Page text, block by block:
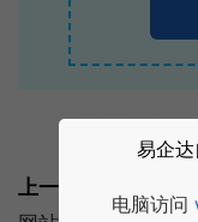
建站
上一篇:
易企
电脑访问